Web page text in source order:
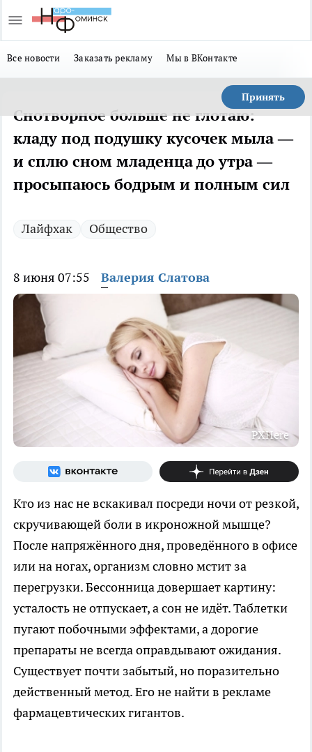
Все новости Заказать рекламу Мы в ВКонтакте
Принять
Снотворное больше не глотаю:
кладу под подушку кусочек мыла —
и сплю сном младенца до утра —
просыпаюсь бодрым и полным сил
Лайфхак Общество
8 июня 07:55 Валерия Слатова
PXHere
Кто из нас не вскакивал посреди ночи от резкой,
скручивающей боли в икроножной мышце?
После напряжённого дня, проведённого в офисе
или на ногах, организм словно мстит за
перегрузки. Бессонница довершает картину:
усталость не отпускает, а сон не идёт. Таблетки
пугают побочными эффектами, а дорогие
препараты не всегда оправдывают ожидания.
Существует почти забытый, но поразительно
действенный метод. Его не найти в рекламе
фармацевтических гигантов.